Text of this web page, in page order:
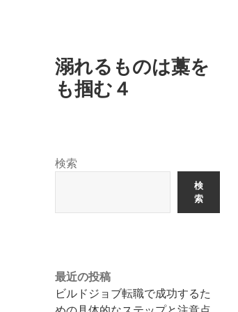
溺れるものは藁を
も掴む４
検索
検
索
最近の投稿
ビルドジョブ転職で成功するた